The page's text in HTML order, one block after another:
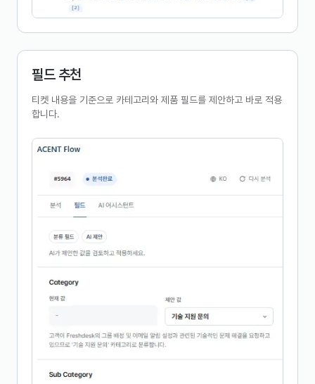
필드 추천
티켓 내용을 기준으로 카테고리와 제품 필드를 제안하고 바로 적용
합니다.